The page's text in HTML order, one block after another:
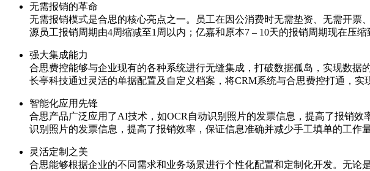
无需报销的革命
无需报销模式是合思的核心亮点之一。员工在因公消费时无需垫资、无需开
源员工报销周期由4周缩减至1周以内；亿嘉和原本7 – 10天的报销周期现在压缩
强大集成能力
合思费控能够与企业现有的各种系统进行无缝集成，打破数据孤岛，实现数
长亭科技通过灵活的单据配置及自定义档案，将CRM系统与合思费控打通，实
智能化应用先锋
合思产品广泛应用了AI技术，如OCR自动识别照片的发票信息，提高了报销
识别照片的发票信息，提高了报销效率，保证信息准确并减少手工填单的工作量
灵活定制之美
合思能够根据企业的不同需求和业务场景进行个性化配置和定制化开发。无